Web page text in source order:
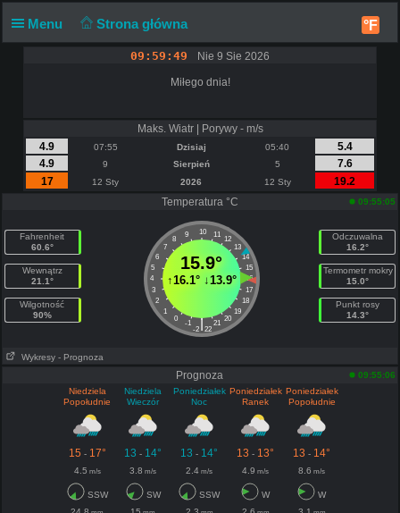
Menu Strona główna °F
09:59:49 Nie 9 Sie 2026
Miłego dnia!
Maks. Wiatr | Porywy - m/s
4.9
07:55 Dzisiaj 05:40
5.4
4.9
9 Sierpień 5
7.6
17
12 Sty 2026 12 Sty
19.2
Temperatura °C
09:55:05
Fahrenheit
60.6°
Wewnątrz
21.1°
Wilgotność
90%
10
9 11
8
12
7
13
6
14
5
15
4
16
3
17
2
18
1
19
0
20
-1 21
|
-2 22
15.9°
↑16.1°↓13.9°
Odczuwalna
16.2°
Termometr mokry
15.0°
Punkt rosy
14.3°
Wykresy - Prognoza
Prognoza
09:55:06
Niedziela
Popołudnie
Niedziela
Wieczór
Poniedziałek
Noc
Poniedziałek
Ranek
Poniedziałek
Popołudnie
15 - 17° 13 - 14° 13 - 14° 13 - 13° 13 - 14°
4.5 m/s 3.8 m/s 2.4 m/s 4.9 m/s 8.6 m/s
SSW SW SSW W
W